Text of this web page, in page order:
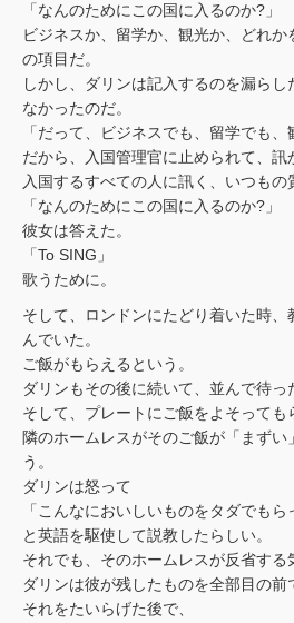
「なんのためにこの国に入るのか?」
ビジネスか、留学か、観光か、どれ
の項目だ。
しかし、ダリンは記入するのを漏らし
なかったのだ。
「だって、ビジネスでも、留学でも、
だから、入国管理官に止められて、訊
入国するすべての人に訊く、いつもの
「なんのためにこの国に入るのか?」
彼女は答えた。
「To SING」
歌うために。
そして、ロンドンにたどり着いた時
んでいた。
ご飯がもらえるという。
ダリンもその後に続いて、並んで待っ
そして、プレートにご飯をよそっても
隣のホームレスがそのご飯が「まず
う。
ダリンは怒って
「こんなにおいしいものをタダでもら
と英語を駆使して説教したらしい。
それでも、そのホームレスが反省する
ダリンは彼が残したものを全部目の前
それをたいらげた後で、